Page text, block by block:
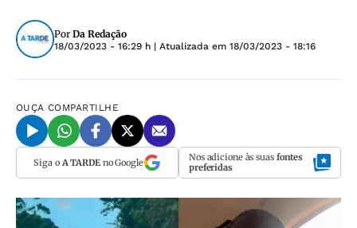
Por Da Redação
18/03/2023 - 16:29 h | Atualizada em 18/03/2023 - 18:16
OUÇA COMPARTILHE
Siga o A TARDEno Google Nos adicione às suas fontes
preferidas